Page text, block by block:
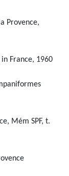
Provence,
France, 1960
Mém SPF, t.